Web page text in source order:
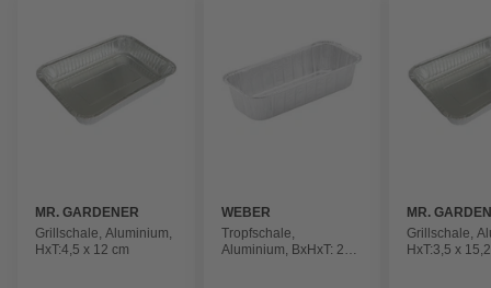
MR. GARDENER
Grillschale, Aluminium,
HxT:4,5 x 12 cm
WEBER
Tropfschale,
Aluminium, BxHxT: 29 x
MR.
Grillschale,
HxT:3,5 x